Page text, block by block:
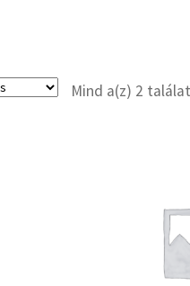
Mind a(z) 2